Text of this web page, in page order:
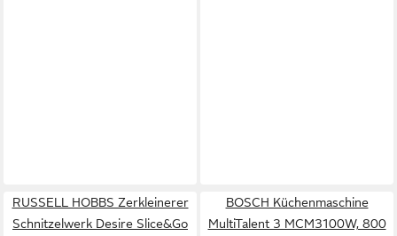
RUSSELL HOBBS Zerkleinerer
Schnitzelwerk Desire Slice&Go
BOSCH Küchenmaschine
MultiTalent 3 MCM3100W, 800